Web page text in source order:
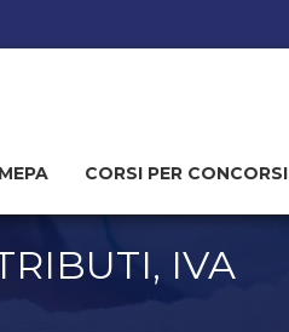
MEPA CORSI PER CONCORSI
IVA